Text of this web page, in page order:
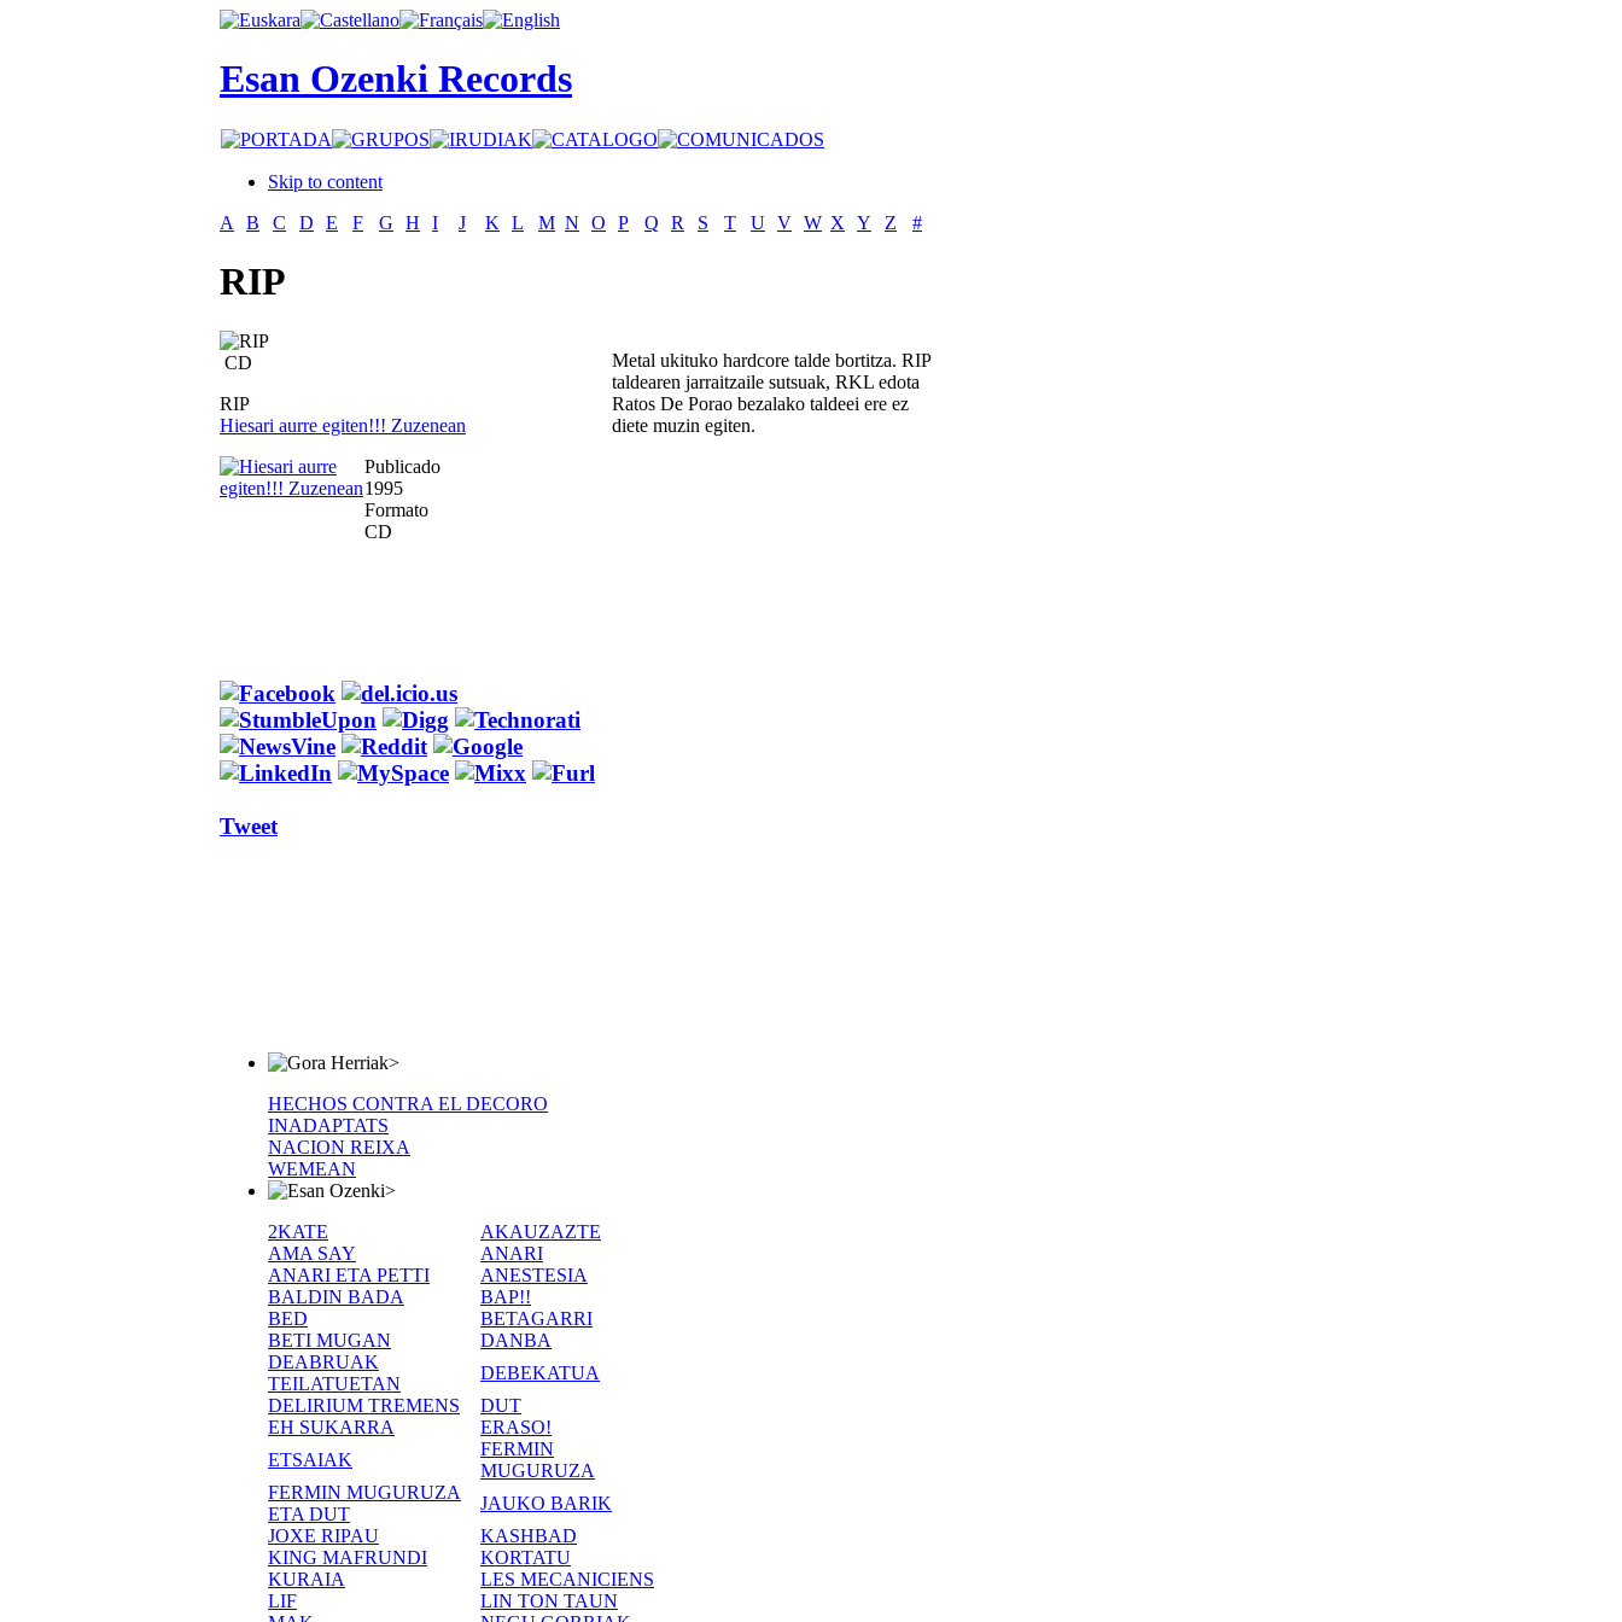
Esan Ozenki Records
Skip to content
A
B C D E F G H I J K L M N O P Q R S T U V W X Y Z #
RIP
CD
RIP
Hiesari aurre egiten!!! Zuzenean
Publicado
1995
Formato
CD
Tweet
Metal ukituko hardcore talde bortitza. RIP
taldearen jarraitzaile sutsuak, RKL edota
Ratos De Porao bezalako taldeei ere ez
diete muzin egiten.
>
HECHOS CONTRA EL DECORO
INADAPTATS
NACION REIXA
WEMEAN
>
2KATE
AKAUZAZTE
AMA SAY
ANARI
ANARI ETA PETTI
ANESTESIA
BALDIN BADA
BAP!!
BED
BETAGARRI
BETI MUGAN
DANBA
DEABRUAK
TEILATUETAN
DEBEKATUA
DELIRIUM TREMENS
DUT
EH SUKARRA
ERASO!
ETSAIAK
FERMIN
MUGURUZA
FERMIN MUGURUZA
ETA DUT
JAUKO BARIK
JOXE RIPAU
KASHBAD
KING MAFRUNDI
KORTATU
KURAIA
LES MECANICIENS
LIF
LIN TON TAUN